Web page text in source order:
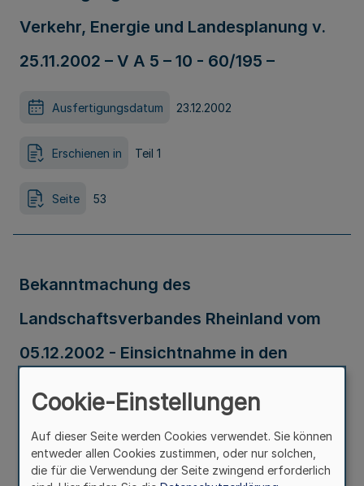
Verkehr, Energie und Landesplanung v.
25.11.2002 – V A 5 – 10 - 60/195 –
Ausfertigungsdatum 23.12.2002
Erschienen in Teil 1
Seite 53
Bekanntmachung des
Landschaftsverbandes Rheinland vom
05.12.2002 - Einsichtnahme in den
Schlussbericht des
Rechnungsprüfungsausschusses der
Landschaftsversammlung Rheinland
Cookie-Einstellungen
Auf dieser Seite werden Cookies verwendet. Sie können
entweder allen Cookies zustimmen, oder nur solchen,
die für die Verwendung der Seite zwingend erforderlich